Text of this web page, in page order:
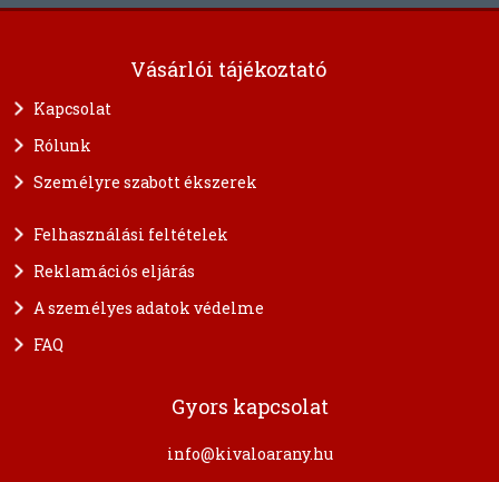
Vásárlói tájékoztató
Kapcsolat
Rólunk
Személyre szabott ékszerek
Felhasználási feltételek
Reklamációs eljárás
A személyes adatok védelme
FAQ
Gyors kapcsolat
info@kivaloarany.hu